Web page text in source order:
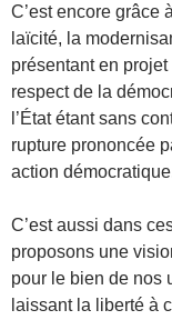
C’est encore grâce
laïcité, la
présentant en projet
respect de la
l’État étant sans
rupture prononcée
action
C’est aussi dans
proposons une
pour le bien de nos
laissant la liberté à